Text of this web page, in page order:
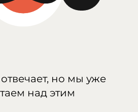
но мы уже
над этим